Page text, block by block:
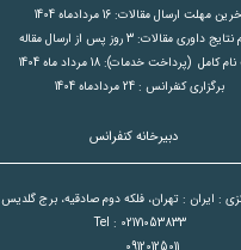
مهلت ارسال مقالات: 16 مردادماه 1404
داوری مقالات: 3 روز پس از ارسال مقاله
کامل (پرداخت خدمات): 18 مرداد ماه 1404
برگزاری کنفرانس : 24 مردادماه 1404
دبیرخانه کنفرانس
: ایران : تهران، فلکه دوم صادقیه، برج گلدیس
Tel : 02171053833